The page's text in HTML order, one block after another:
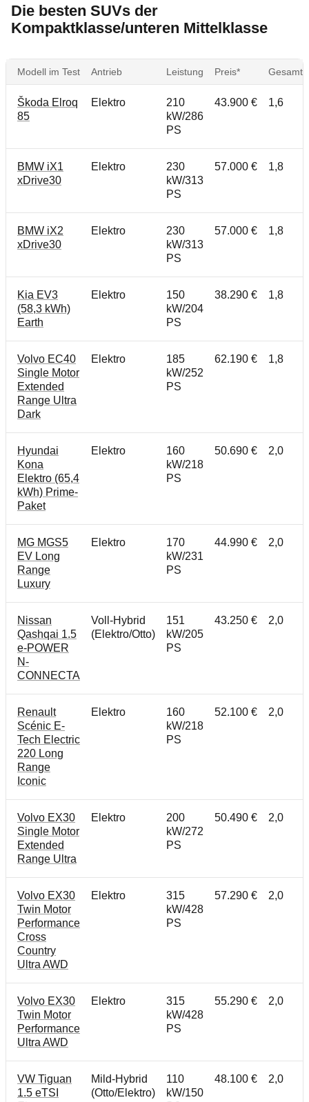
Die besten SUVs der
Kompaktklasse/unteren Mittelklasse
Modell im Test Antrieb Leistung Preis*
Škoda Elroq
85
Elektro
210
kW/286
PS
43.900 € 1,6
BMW iX1
xDrive30
Elektro
230
kW/313
PS
57.000 € 1,8
BMW iX2
xDrive30
Elektro
230
kW/313
PS
57.000 € 1,8
Kia EV3
(58,3 kWh)
Earth
Elektro
150
kW/204
PS
38.290 € 1,8
Volvo EC40
Single Motor
Extended
Range Ultra
Dark
Elektro
185
kW/252
PS
62.190 € 1,8
Hyundai
Kona
Elektro (65,4
kWh) Prime-
Paket
Elektro
160
kW/218
PS
50.690 € 2,0
MG MGS5
EV Long
Range
Luxury
Elektro
170
kW/231
PS
44.990 € 2,0
Nissan
Qashqai 1.5
e-POWER
N-
CONNECTA
Voll-Hybrid
(Elektro/Otto)
151
kW/205
PS
43.250 € 2,0
Renault
Scénic E-
Tech Electric
220 Long
Range
Iconic
Elektro
160
kW/218
PS
52.100 € 2,0
Volvo EX30
Single Motor
Extended
Range Ultra
Elektro
200
kW/272
PS
50.490 € 2,0
Volvo EX30
Twin Motor
Performance
Cross
Country
Ultra AWD
Elektro
315
kW/428
PS
57.290 € 2,0
Volvo EX30
Twin Motor
Performance
Ultra AWD
Elektro
315
kW/428
PS
55.290 € 2,0
VW Tiguan
1.5 eTSI
Mild-Hybrid
(Otto/Elektro)
110
kW/150
48.100 € 2,0